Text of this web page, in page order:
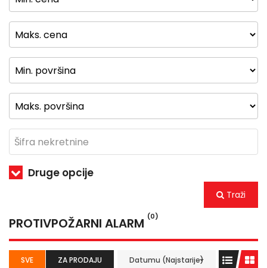
Druge opcije
Traži
PROTIVPOŽARNI ALARM (0)
SVE ZA PRODAJU Datumu (Najstarije)